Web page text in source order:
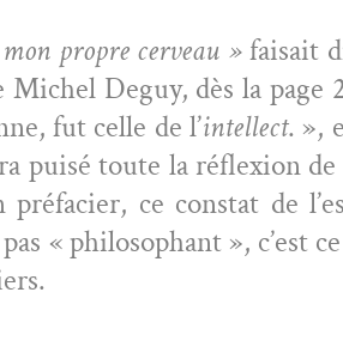
pro­pre cerveau »fai­sait
Michel Deguy, dès la
fut celle de l’intel­lect. »,
puisé toute la réflex­ion de
ce con­stat de
« philoso­phant », c’est